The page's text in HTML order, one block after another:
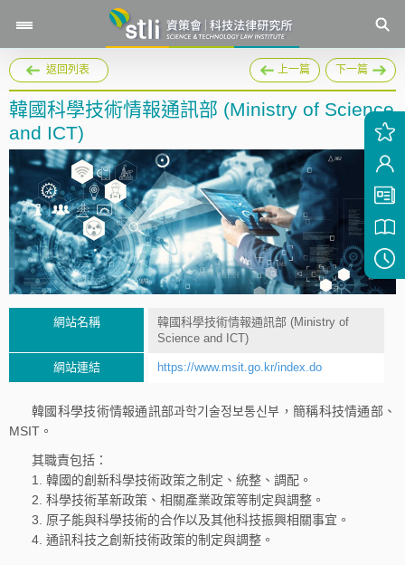
返回列表 上一篇 下一篇
韓國科學技術情報通訊部 (Ministry of Science
and ICT)
網站名稱
韓國科學技術情報通訊部 (Ministry of
Science and ICT)
網站連結 https://www.msit.go.kr/index.do
韓國科學技術情報通訊部과학기술정보통신부，簡稱科技情通部、
MSIT。
其職責包括：
1. 韓國的創新科學技術政策之制定、統整、調配。
2. 科學技術革新政策、相關產業政策等制定與調整。
3. 原子能與科學技術的合作以及其他科技振興相關事宜。
4. 通訊科技之創新技術政策的制定與調整。